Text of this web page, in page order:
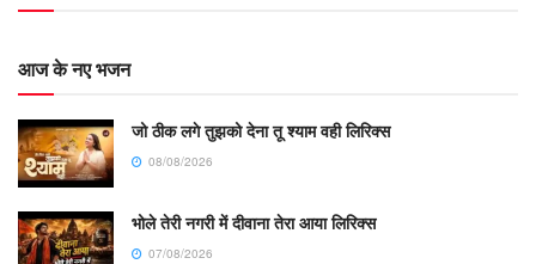
आज के नए भजन
जो ठीक लगे तुझको देना तू श्याम वही लिरिक्स
08/08/2026
भोले तेरी नगरी में दीवाना तेरा आया लिरिक्स
07/08/2026